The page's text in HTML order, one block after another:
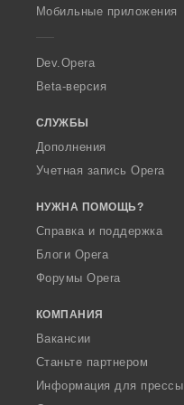
p
a
Мобильные приложения
Dev.Opera
Beta-версия
СЛУЖБЫ
Дополнения
Учетная запись Opera
НУЖНА ПОМОЩЬ?
Справка и поддержка
Блоги Opera
Форумы Opera
КОМПАНИЯ
Вакансии
Станьте партнером
Информация для прессы